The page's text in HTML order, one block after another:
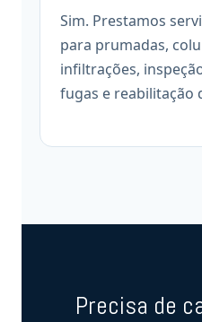
Sim. Prestamos
para prumadas,
infiltrações,
fugas e reabilitação
Precisa de